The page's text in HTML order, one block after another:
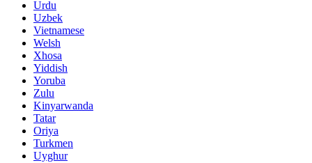
Urdu
Uzbek
Vietnamese
Welsh
Xhosa
Yiddish
Yoruba
Zulu
Kinyarwanda
Tatar
Oriya
Turkmen
Uyghur